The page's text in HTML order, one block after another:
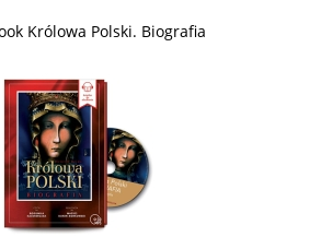
Królowa Polski. Biografia